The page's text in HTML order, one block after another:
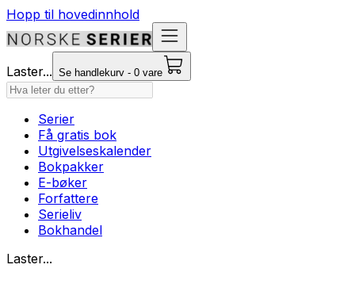
Hopp til hovedinnhold
Laster... Se handlekurv - 0 vare
Serier
Få gratis bok
Utgivelseskalender
Bokpakker
E-bøker
Forfattere
Serieliv
Bokhandel
Laster...